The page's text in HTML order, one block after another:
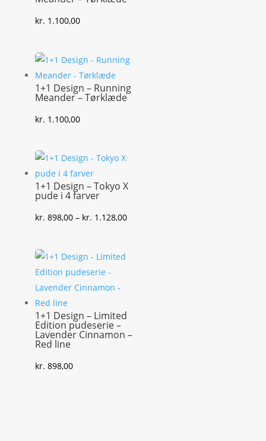
kr. 1.100,00
1+1 Design – Running
Meander – Tørklæde
kr. 1.100,00
1+1 Design – Tokyo X
pude i 4 farver
kr. 898,00 – kr. 1.128,00Prisinterval:
1+1 Design – Limited
Edition pudeserie –
Lavender Cinnamon –
Red line
kr. 898,00